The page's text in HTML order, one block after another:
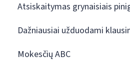
Atsiskaitymas grynaisiais
Dažniausiai užduodami
Mokesčių ABC